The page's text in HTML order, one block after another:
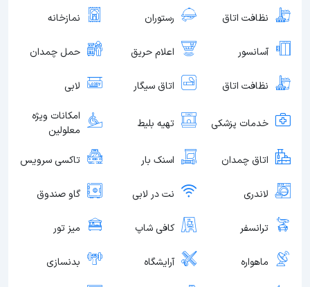
نظافت اتاق رستوران نمازخانه
آسانسور اعلام حریق حمل چمدان
نظافت اتاق اتاق سیگار لابی
خدمات پزشکی تهیه بلیط
امکانات ویژه
معلولین
اتاق چمدان اسنک بار تاکسی سرویس
لاندری نت در لابی گاو صندوق
ترانسفر کافی شاپ میز تور
ماهواره آرایشگاه بدنسازی